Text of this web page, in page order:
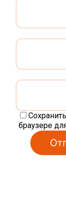
браузере